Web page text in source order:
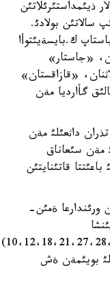
ذيئمداستئرئلاتئن
سالاتئن بولادئ.
ساعات 8-دةن باستاپ ك.بايسةيئتوأا
«جاستار»
«قازاقستان»
گأارديا مةن
داثعئلئ مةن
مةن سئعاناق
قاتئنايتئن
ورئندارعا ةمئن-
((10،12،18،21،27،28،30،35،40،41،42،43،116،117،118)
بويئمةن ةش